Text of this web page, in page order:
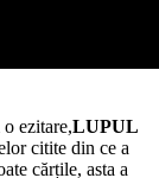
ezitare,LUPUL
citite din ce a
cărțile, asta a